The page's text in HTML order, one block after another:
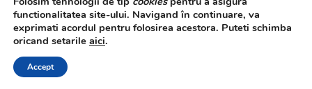
functionalitatea site-ului. Navigand în continuare, va
exprimati acordul pentru folosirea acestora. Puteti schimba
oricand setarile aici.
Accept